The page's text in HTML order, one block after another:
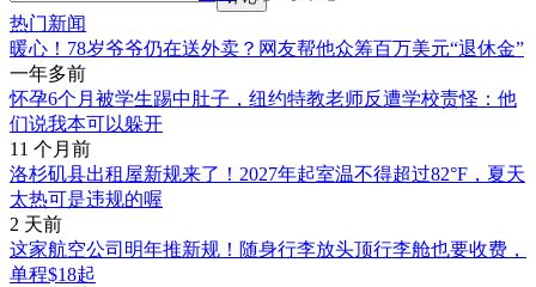
热门新闻
暖心！78岁爷爷仍在送外卖？网友帮他众筹百万美元“退休金”
一年多前
怀孕6个月被学生踢中肚子，纽约特教老师反遭学校责怪：他
们说我本可以躲开
11 个月前
洛杉矶县出租屋新规来了！2027年起室温不得超过82°F，夏天
太热可是违规的喔
2 天前
这家航空公司明年推新规！随身行李放头顶行李舱也要收费，
单程$18起